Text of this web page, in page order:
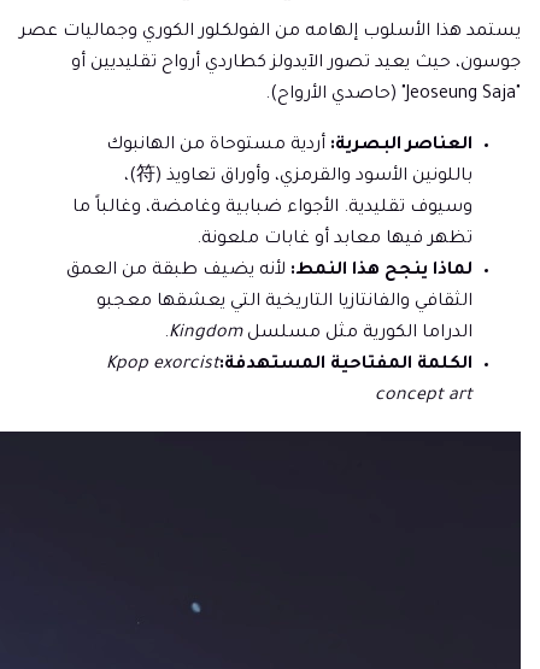
يستمد هذا الأسلوب إلهامه من الفولكلور الكوري وجماليات عصر
جوسون، حيث يعيد تصور الآيدولز كطاردي أرواح تقليديين أو
العناصر البصرية: أردية مستوحاة من الهانبوك
باللونين الأسود والقرمزي، وأوراق تعاويذ (符)،
وسيوف تقليدية. الأجواء ضبابية وغامضة، وغالباً ما
تظهر فيها معابد أو غابات ملعونة.
لماذا ينجح هذا النمط: لأنه يضيف طبقة من العمق
الثقافي والفانتازيا التاريخية التي يعشقها معجبو
الدراما الكورية مثل مسلسلKingdom
.
الكلمة المفتاحية المستهدفة:Kpop exorcist
concept art